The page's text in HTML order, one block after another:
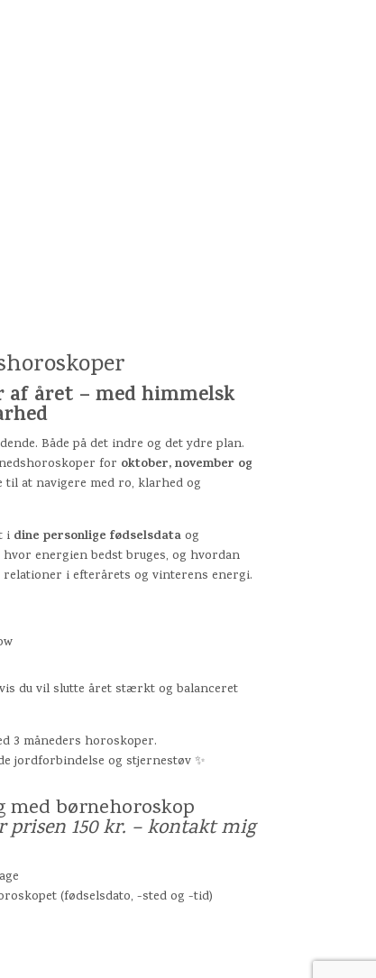
af året – med himmelsk
Både på det indre og det ydre plan.
for oktober, november og
til at navigere med ro, klarhed og
i dine personlige fødselsdataog
energien bedst bruges, og hvordan
relationer i efterårets og vinterens energi.
du vil slutte året stærkt og balanceret
3 måneders horoskoper.
jordforbindelse og stjernestøv ✨
med børnehoroskop
prisen 150 kr. – kontakt mig
(fødselsdato, -sted og -tid)